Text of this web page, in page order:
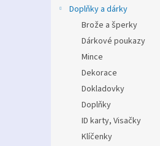
Doplňky a dárky
Brože a šperky
Dárkové poukazy
Mince
Dekorace
Dokladovky
Doplňky
ID karty, Visačky
Klíčenky